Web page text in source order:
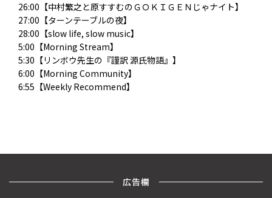
26:00【中村繁之と原すすむのＧＯＫＩＧＥＮじゃナイト】
27:00【ターンテーブルの夜】
28:00【slow life, slow music】
5:00【Morning Stream】
5:30【リンボウ先生の『謹訳 源氏物語』】
6:00【Morning Community】
6:55【Weekly Recommend】
広告欄